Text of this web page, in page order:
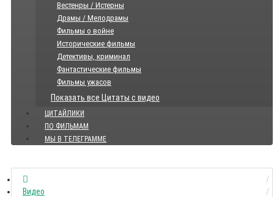
Вестенры / Истерны
Драмы / Мелодрамы
Фильмы о войне
Исторические фильмы
Детективы, криминал
Фантастические фильмы
Фильмы ужасов
Показать все Цитаты с видео
ЦИТАЙЛИКИ
ПО ФИЛЬМАМ
МЫ В ТЕЛЕГРАММЕ
Видео